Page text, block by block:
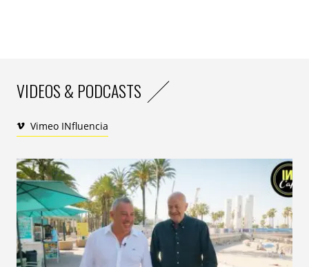
VIDEOS & PODCASTS
Vimeo INfluencia